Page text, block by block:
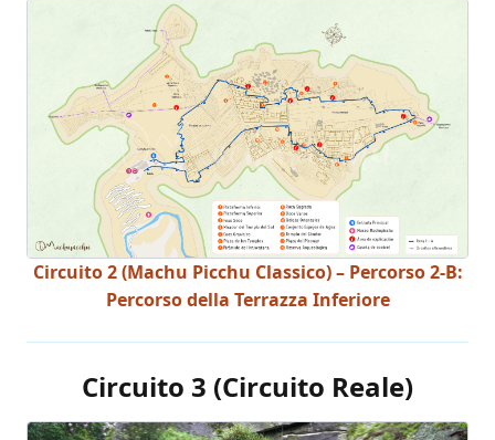
Circuito 2 (Machu Picchu Classico) – Percorso 2-B:
Percorso della Terrazza Inferiore
Circuito 3 (Circuito Reale)